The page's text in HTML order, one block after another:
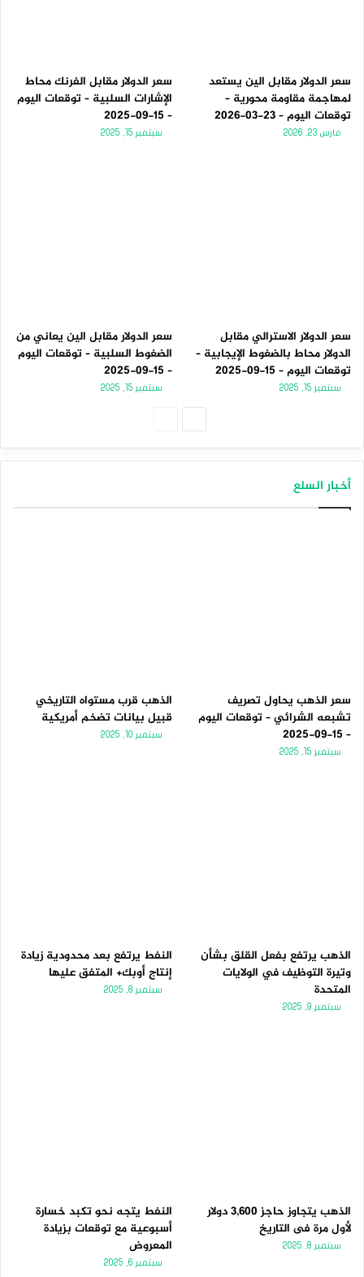
سعر الدولار مقابل الين يستعد
لمهاجمة مقاومة محورية –
توقعات اليوم – 23-03-2026
مارس 23, 2026
سعر الدولار مقابل الفرنك محاط
الإشارات السلبية – توقعات اليوم
– 15-09-2025
سبتمبر 15, 2025
سعر الدولار الاسترالي مقابل
الدولار محاط بالضغوط الإيجابية –
توقعات اليوم – 15-09-2025
سبتمبر 15, 2025
سعر الدولار مقابل الين يعاني من
الضغوط السلبية – توقعات اليوم
– 15-09-2025
سبتمبر 15, 2025
أخبار السلع
سعر الذهب يحاول تصريف
تشبعه الشرائي – توقعات اليوم
– 15-09-2025
سبتمبر 15, 2025
الذهب قرب مستواه التاريخي
قبيل بيانات تضخم أمريكية
سبتمبر 10, 2025
الذهب يرتفع بفعل القلق بشأن
وتيرة التوظيف في الولايات
المتحدة
سبتمبر 9, 2025
النفط يرتفع بعد محدودية زيادة
إنتاج أوبك+ المتفق عليها
سبتمبر 8, 2025
الذهب يتجاوز حاجز 3,600 دولار
لأول مرة فى التاريخ
سبتمبر 8, 2025
النفط يتجه نحو تكبد خسارة
أسبوعية مع توقعات بزيادة
المعروض
سبتمبر 6, 2025